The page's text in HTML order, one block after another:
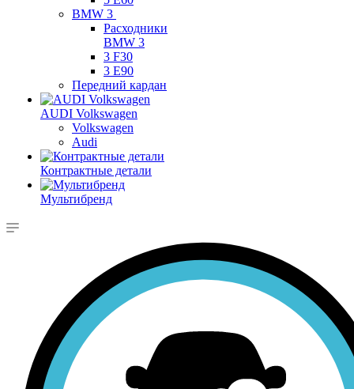
BMW 3
Расходники
BMW 3
3 F30
3 E90
Передний кардан
AUDI Volkswagen
Volkswagen
Audi
Контрактные детали
Мультибренд